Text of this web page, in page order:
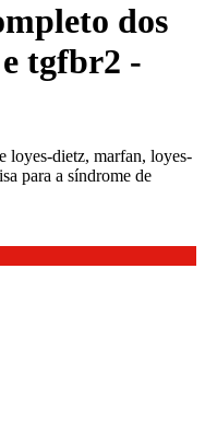
dos
tgfbr2 -
loyes-dietz, marfan, loyes-
para a síndrome de